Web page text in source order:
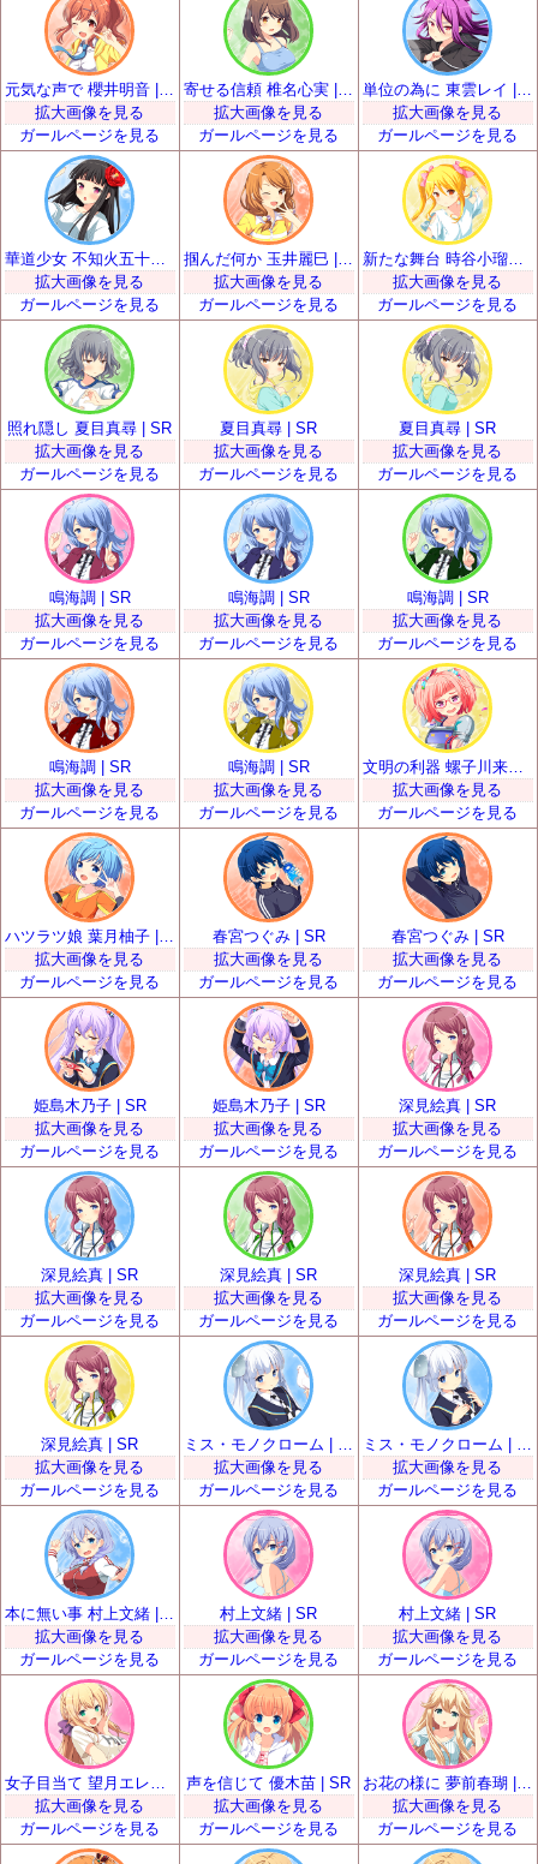
拡大画像を見る
ガールページを見る
寄せる信頼 椎名心実 | SR
拡大画像を見る
ガールページを見る
単位の為に 東雲レイ | SR
拡大画像を見る
ガールページを見る
拡大画像を見る
ガールページを見る
掴んだ何か 玉井麗巳 | SR
拡大画像を見る
ガールページを見る
新たな舞台 時谷小瑠璃 | SR
拡大画像を見る
ガールページを見る
照れ隠し 夏目真尋 | SR
拡大画像を見る
ガールページを見る
夏目真尋 | SR
拡大画像を見る
ガールページを見る
夏目真尋 | SR
拡大画像を見る
ガールページを見る
鳴海調 | SR
拡大画像を見る
ガールページを見る
鳴海調 | SR
拡大画像を見る
ガールページを見る
鳴海調 | SR
拡大画像を見る
ガールページを見る
鳴海調 | SR
拡大画像を見る
ガールページを見る
鳴海調 | SR
拡大画像を見る
ガールページを見る
文明の利器 螺子川来夢 | SR
拡大画像を見る
ガールページを見る
拡大画像を見る
ガールページを見る
春宮つぐみ | SR
拡大画像を見る
ガールページを見る
春宮つぐみ | SR
拡大画像を見る
ガールページを見る
姫島木乃子 | SR
拡大画像を見る
ガールページを見る
姫島木乃子 | SR
拡大画像を見る
ガールページを見る
深見絵真 | SR
拡大画像を見る
ガールページを見る
深見絵真 | SR
拡大画像を見る
ガールページを見る
深見絵真 | SR
拡大画像を見る
ガールページを見る
深見絵真 | SR
拡大画像を見る
ガールページを見る
深見絵真 | SR
拡大画像を見る
ガールページを見る
拡大画像を見る
ガールページを見る
拡大画像を見る
ガールページを見る
拡大画像を見る
ガールページを見る
村上文緒 | SR
拡大画像を見る
ガールページを見る
村上文緒 | SR
拡大画像を見る
ガールページを見る
拡大画像を見る
ガールページを見る
声を信じて 優木苗 | SR
拡大画像を見る
ガールページを見る
お花の様に 夢前春瑚 | SR
拡大画像を見る
ガールページを見る